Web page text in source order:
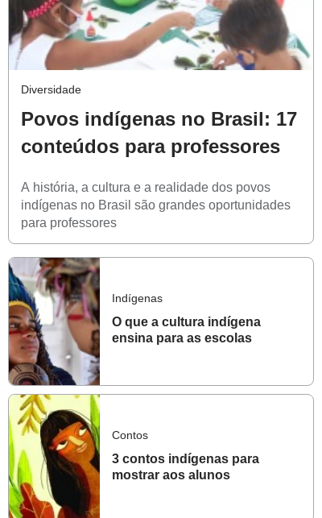
Diversidade
Povos indígenas no Brasil: 17
conteúdos para professores
A história, a cultura e a realidade dos povos
indígenas no Brasil são grandes oportunidades
para professores
Indígenas
O que a cultura indígena
ensina para as escolas
Contos
3 contos indígenas para
mostrar aos alunos